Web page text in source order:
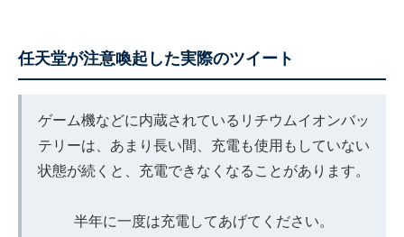
任天堂が注意喚起した実際のツイート
ゲーム機などに内蔵されているリチウムイオンバッ
テリーは、あまり長い間、充電も使用もしていない
状態が続くと、充電できなくなることがあります。
半年に一度は充電してあげてください。